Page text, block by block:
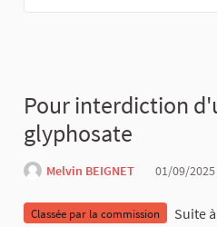
Pour interdiction
glyphosate
Melvin BEIGNET 01/09/2025
Classée par la commission
Suite